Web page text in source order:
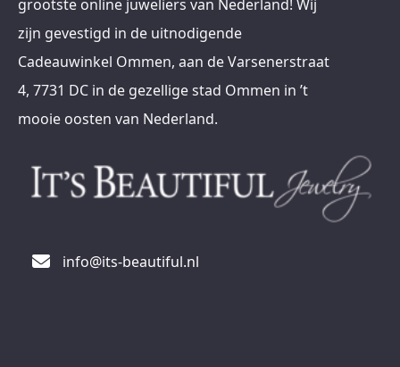
grootste online juweliers van Nederland! Wij
zijn gevestigd in de uitnodigende
Cadeauwinkel Ommen, aan de Varsenerstraat
4, 7731 DC in de gezellige stad Ommen in ’t
mooie oosten van Nederland.
info@its-beautiful.nl